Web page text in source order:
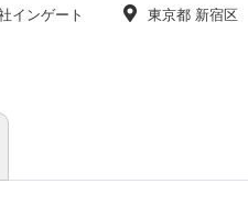
インゲート 東京都 新宿区